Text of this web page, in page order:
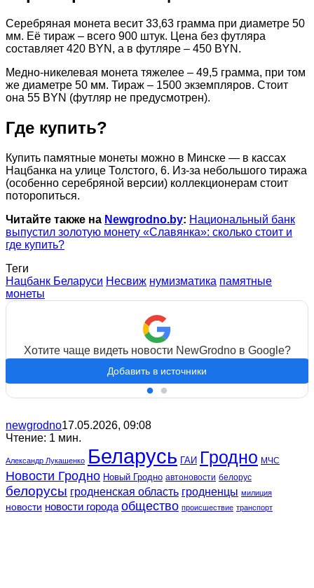
Серебряная монета весит 33,63 грамма при диаметре 50
мм. Её тираж – всего 900 штук. Цена без футляра
составляет 420 BYN, а в футляре – 450 BYN.
Медно-никелевая монета тяжелее – 49,5 грамма, при том
же диаметре 50 мм. Тираж – 1500 экземпляров. Стоит
она 55 BYN (футляр не предусмотрен).
Где купить?
Купить памятные монеты можно в Минске — в кассах
Нацбанка на улице Толстого, 6. Из-за небольшого тиража
(особенно серебряной версии) коллекционерам стоит
поторопиться.
Читайте также на Newgrodno.by: Национальный банк
выпустил золотую монету «Славянка»: сколько стоит и
где купить?
Теги
Нацбанк Беларуси Несвиж нумизматика памятные
монеты
Хотите чаще видеть новости NewGrodno в Google?
Добавить в источники
newgrodno17.05.2026, 09:08
Чтение: 1 мин.
Александр Лукашенко Беларусь ГАИ Гродно МЧС
Новости Гродно Новый Гродно автоновости белорус
белорусы гродненская область гродненцы милиция
новости новости города общество происшествие транспорт